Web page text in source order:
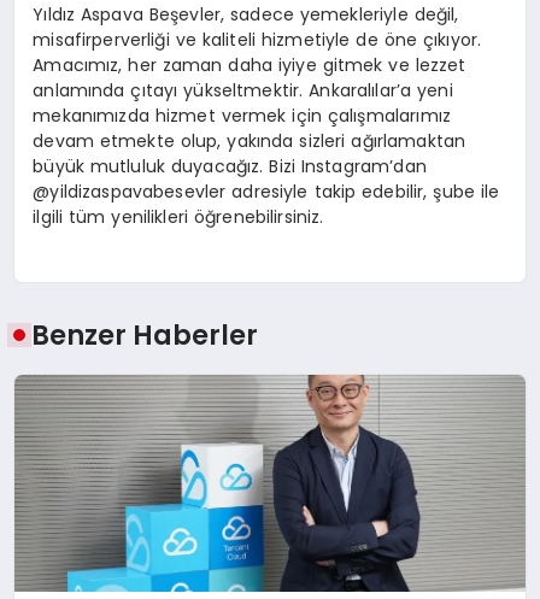
Yıldız Aspava Beşevler, sadece yemekleriyle değil,
misafirperverliği ve kaliteli hizmetiyle de öne çıkıyor.
Amacımız, her zaman daha iyiye gitmek ve lezzet
anlamında çıtayı yükseltmektir. Ankaralılar’a yeni
mekanımızda hizmet vermek için çalışmalarımız
devam etmekte olup, yakında sizleri ağırlamaktan
büyük mutluluk duyacağız. Bizi Instagram’dan
@yildizaspavabesevler adresiyle takip edebilir, şube ile
ilgili tüm yenilikleri öğrenebilirsiniz.
Benzer Haberler